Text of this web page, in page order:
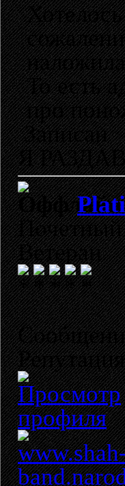
То есть
про
Записан
Я
Почетный
Ветеран